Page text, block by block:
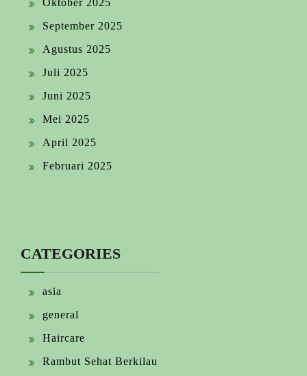
September 2025
Agustus 2025
Juli 2025
Juni 2025
Mei 2025
April 2025
Februari 2025
CATEGORIES
asia
general
Haircare
Rambut Sehat Berkilau